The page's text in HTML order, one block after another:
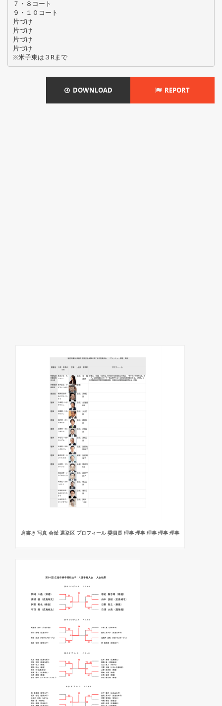
７・８コート
９・１０コート
片づけ
片づけ
片づけ
片づけ
※米子東は３Rまで
DOWNLOAD REPORT
肩書き 写真 会派 選挙区 プロフィール 委員長 理事 理事 理事 理事 理事